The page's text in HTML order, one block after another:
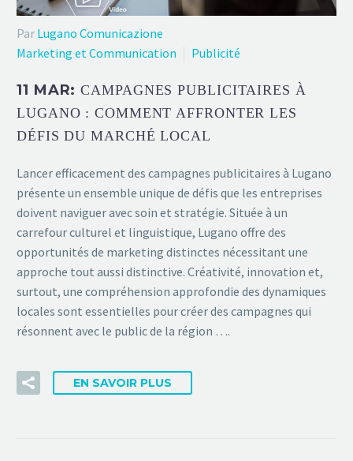
Par Lugano Comunicazione
Marketing et Communication
Publicité
11 MAR:CAMPAGNES PUBLICITAIRES À
LUGANO : COMMENT AFFRONTER LES
DÉFIS DU MARCHÉ LOCAL
Lancer efficacement des campagnes publicitaires à Lugano
présente un ensemble unique de défis que les entreprises
doivent naviguer avec soin et stratégie. Située à un
carrefour culturel et linguistique, Lugano offre des
opportunités de marketing distinctes nécessitant une
approche tout aussi distinctive. Créativité, innovation et,
surtout, une compréhension approfondie des dynamiques
locales sont essentielles pour créer des campagnes qui
résonnent avec le public de la région ….
EN SAVOIR PLUS